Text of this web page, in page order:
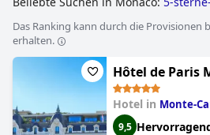
Das Ranking kann durch die Provisionen
erhalten.
Hôtel de Paris
Hotel in Monte-
9,5